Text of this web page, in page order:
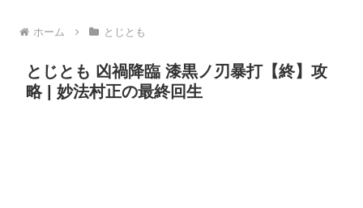
ホーム とじとも
とじとも 凶禍降臨 漆黒ノ刃暴打【終】攻
略 | 妙法村正の最終回生